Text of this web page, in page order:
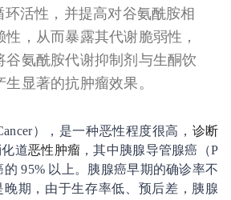
环活性，并提高对谷氨酰胺相
，从而暴露其代谢脆弱性，
谷氨酰胺代谢抑制剂与生酮饮
显著的抗肿瘤效果。
），是一种恶性程度很高， 诊断
道恶性肿瘤 ，其中胰腺导管腺癌（P
95% 以上。胰腺癌早期的确诊率不
期，由于生存率低、预后差，胰腺